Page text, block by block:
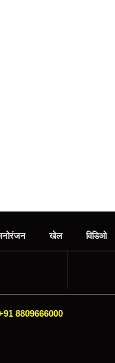
खेल विडिओ
8809666000